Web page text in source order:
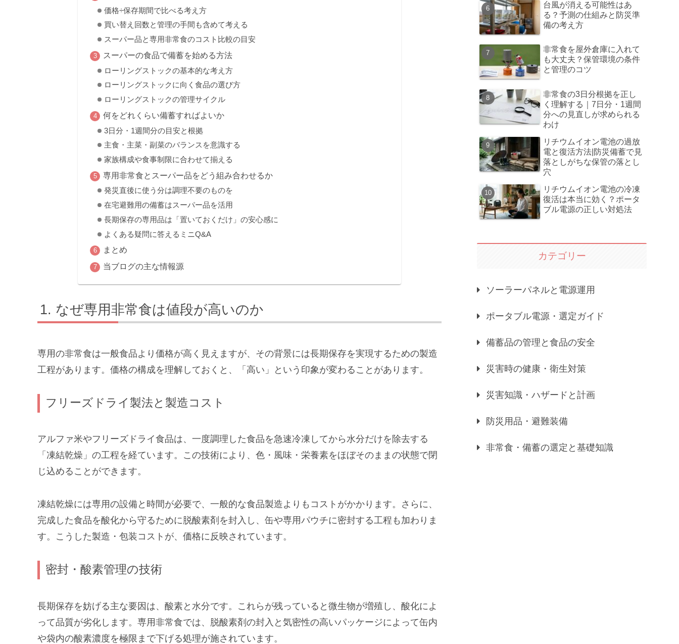
価格÷保存期間で比べる考え方
買い替え回数と管理の手間も含めて考える
スーパー品と専用非常食のコスト比較の目安
スーパーの食品で備蓄を始める方法
ローリングストックの基本的な考え方
ローリングストックに向く食品の選び方
ローリングストックの管理サイクル
何をどれくらい備蓄すればよいか
3日分・1週間分の目安と根拠
主食・主菜・副菜のバランスを意識する
家族構成や食事制限に合わせて揃える
専用非常食とスーパー品をどう組み合わせるか
発災直後に使う分は調理不要のものを
在宅避難用の備蓄はスーパー品を活用
長期保存の専用品は「置いておくだけ」の安心感に
よくある疑問に答えるミニQ&A
まとめ
当ブログの主な情報源
なぜ専用非常食は値段が高いのか
専用の非常食は一般食品より価格が高く見えますが、その背景には長期保存を実現するための製造
工程があります。価格の構成を理解しておくと、「高い」という印象が変わることがあります。
フリーズドライ製法と製造コスト
アルファ米やフリーズドライ食品は、一度調理した食品を急速冷凍してから水分だけを除去する
「凍結乾燥」の工程を経ています。この技術により、色・風味・栄養素をほぼそのままの状態で閉
じ込めることができます。
凍結乾燥には専用の設備と時間が必要で、一般的な食品製造よりもコストがかかります。さらに、
完成した食品を酸化から守るために脱酸素剤を封入し、缶や専用パウチに密封する工程も加わりま
す。こうした製造・包装コストが、価格に反映されています。
密封・酸素管理の技術
長期保存を妨げる主な要因は、酸素と水分です。これらが残っていると微生物が増殖し、酸化によ
って品質が劣化します。専用非常食では、脱酸素剤の封入と気密性の高いパッケージによって缶内
や袋内の酸素濃度を極限まで下げる処理が施されています。
台風が消える可能性はあ
る？予測の仕組みと防災準
備の考え方
非常食を屋外倉庫に入れて
も大丈夫？保管環境の条件
と管理のコツ
非常食の3日分根拠を正し
く理解する｜7日分・1週間
分への見直しが求められる
わけ
リチウムイオン電池の過放
電と復活方法|防災備蓄で見
落としがちな保管の落とし
穴
リチウムイオン電池の冷凍
復活は本当に効く？ポータ
ブル電源の正しい対処法
カテゴリー
ソーラーパネルと電源運用
ポータブル電源・選定ガイド
備蓄品の管理と食品の安全
災害時の健康・衛生対策
災害知識・ハザードと計画
防災用品・避難装備
非常食・備蓄の選定と基礎知識